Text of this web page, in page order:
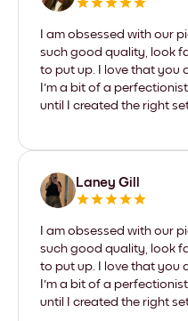
I am obsessed with our
such good quality, look
to put up. I love that you
I'm a bit of a
until I created the right
Laney Gill
I am obsessed with our
such good quality, look
to put up. I love that you
I'm a bit of a
until I created the right